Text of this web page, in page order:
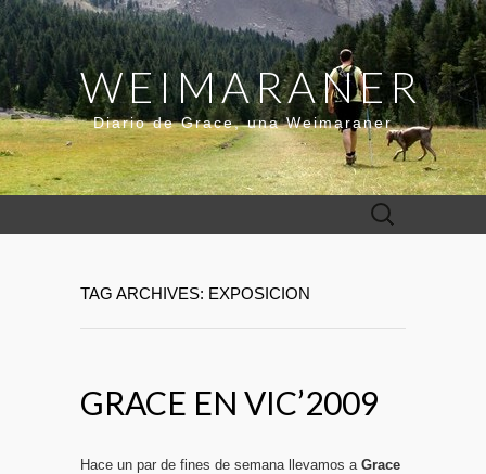
WEIMARANER
Diario de Grace, una Weimaraner
Buscar:
TAG ARCHIVES: EXPOSICION
GRACE EN VIC’2009
Hace un par de fines de semana llevamos a Grace